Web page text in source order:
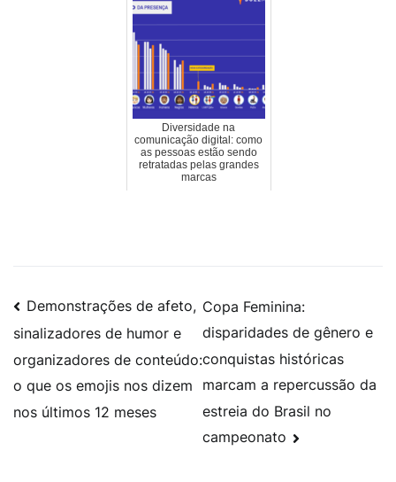
Diversidade na
comunicação digital: como
as pessoas estão sendo
retratadas pelas grandes
marcas
Demonstrações de afeto,
sinalizadores de humor e
organizadores de conteúdo:
o que os emojis nos dizem
nos últimos 12 meses
Copa Feminina:
disparidades de gênero e
conquistas históricas
marcam a repercussão da
estreia do Brasil no
campeonato